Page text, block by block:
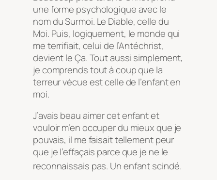
une forme psychologique avec le
nom du Surmoi. Le Diable, celle du
Moi. Puis, logiquement, le monde qui
me terrifiait, celui de l’Antéchrist,
devient le Ça. Tout aussi simplement,
je comprends tout à coup que la
terreur vécue est celle de l’enfant en
moi.
J’avais beau aimer cet enfant et
vouloir m’en occuper du mieux que je
pouvais, il me faisait tellement peur
que je l’effaçais parce que je ne le
reconnaissais pas. Un enfant scindé.